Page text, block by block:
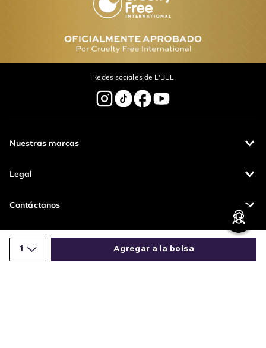
1 Agregar a la bolsa
Redes sociales de L'BEL
Nuestras marcas
Legal
Contáctanos
Entregas a todo
el país